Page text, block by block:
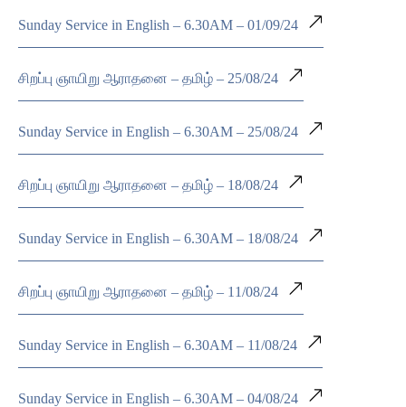
Sunday Service in English – 6.30AM – 01/09/24
சிறப்பு ஞாயிறு ஆராதனை – தமிழ் – 25/08/24
Sunday Service in English – 6.30AM – 25/08/24
சிறப்பு ஞாயிறு ஆராதனை – தமிழ் – 18/08/24
Sunday Service in English – 6.30AM – 18/08/24
சிறப்பு ஞாயிறு ஆராதனை – தமிழ் – 11/08/24
Sunday Service in English – 6.30AM – 11/08/24
Sunday Service in English – 6.30AM – 04/08/24